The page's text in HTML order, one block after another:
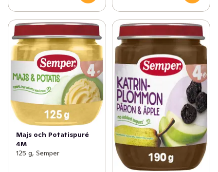
Prismatch: Hem & Hushåll (16)
✓ Prismatch: Glass, Godis & Snacks (37)
✓ Prismatch: Hälsa & Skönhet (64)
Majs och Potatispuré
4M
125 g, Semper